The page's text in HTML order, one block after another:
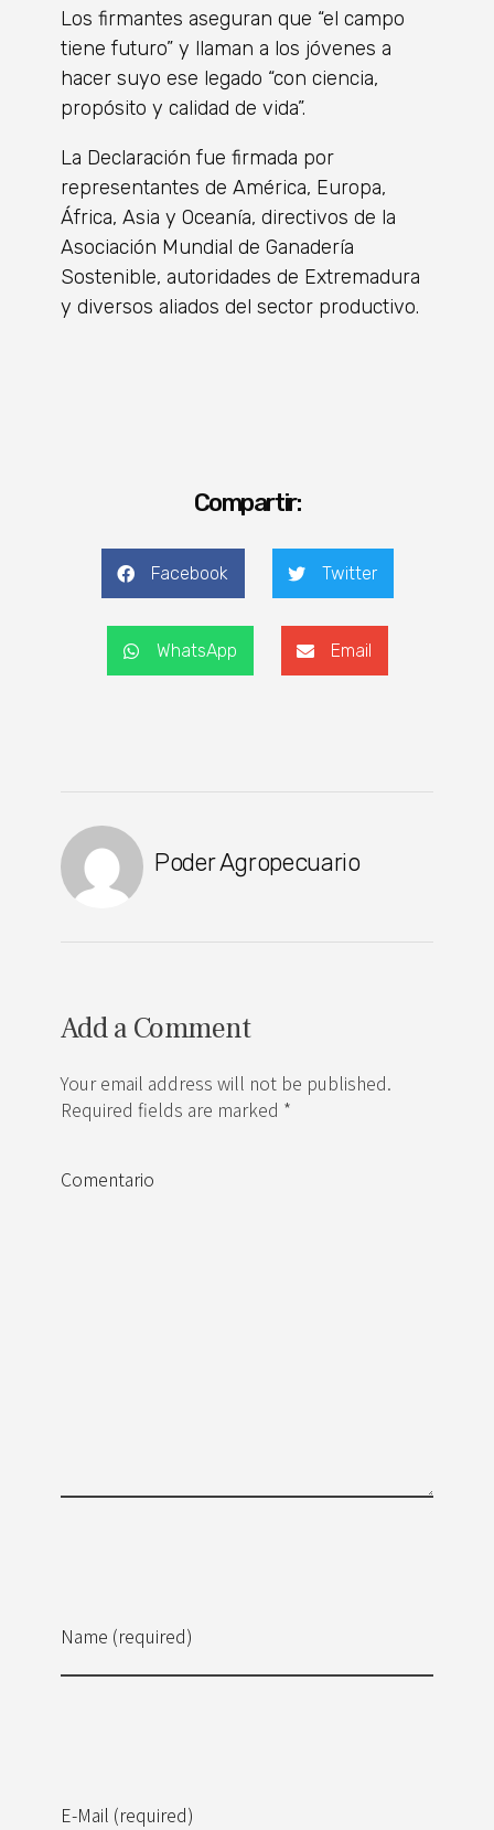
Los firmantes aseguran que “el campo
tiene futuro” y llaman a los jóvenes a
hacer suyo ese legado “con ciencia,
propósito y calidad de vida”.
La Declaración fue firmada por
representantes de América, Europa,
África, Asia y Oceanía, directivos de la
Asociación Mundial de Ganadería
Sostenible, autoridades de Extremadura
y diversos aliados del sector productivo.
Compartir:
Facebook Twitter
WhatsApp Email
Poder Agropecuario
Add a Comment
Your email address will not be published.
Required fields are marked *
Name (required)
E-Mail (required)
Comentario